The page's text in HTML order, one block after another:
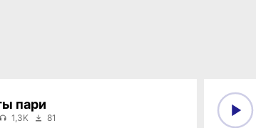
пари
1,3K 81